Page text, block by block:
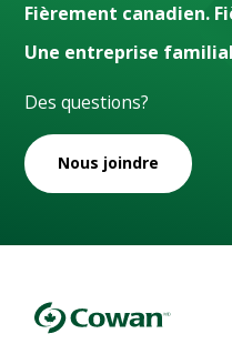
Fièrement canadien.
Une entreprise
Des questions?
Nous joindre